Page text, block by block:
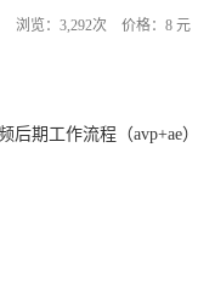
浏览：3,292次 价格：8 元